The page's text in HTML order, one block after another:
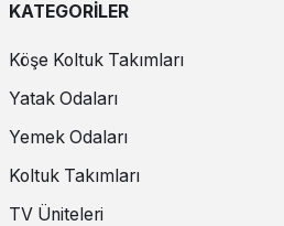
KATEGORİLER
Köşe Koltuk Takımları
Yatak Odaları
Yemek Odaları
Koltuk Takımları
TV Üniteleri